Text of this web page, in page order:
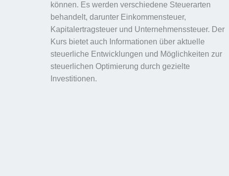
können. Es werden verschiedene Steuerarten
behandelt, darunter Einkommensteuer,
Kapitalertragsteuer und Unternehmenssteuer. Der
Kurs bietet auch Informationen über aktuelle
steuerliche Entwicklungen und Möglichkeiten zur
steuerlichen Optimierung durch gezielte
Investitionen.